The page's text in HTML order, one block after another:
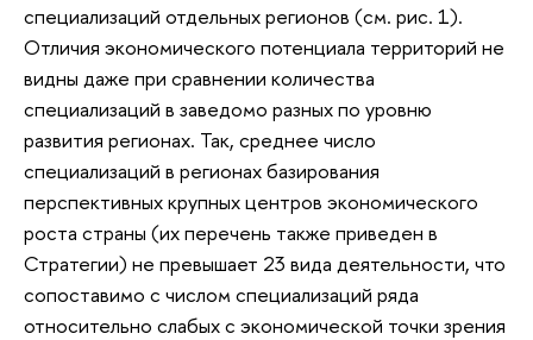
специализаций отдельных регионов (см. рис. 1).
Отличия экономического потенциала территорий не
видны даже при сравнении количества
специализаций в заведомо разных по уровню
развития регионах. Так, среднее число
специализаций в регионах базирования
перспективных крупных центров экономического
роста страны (их перечень также приведен в
Стратегии) не превышает 23 вида деятельности, что
сопоставимо с числом специализаций ряда
относительно слабых с экономической точки зрения